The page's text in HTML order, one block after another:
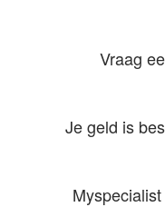
Vraag
Je geld is